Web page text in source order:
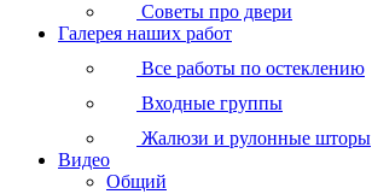
Советы про двери
Галерея наших работ
Все работы по остеклению
Входные группы
Жалюзи и рулонные шторы
Видео
Общий